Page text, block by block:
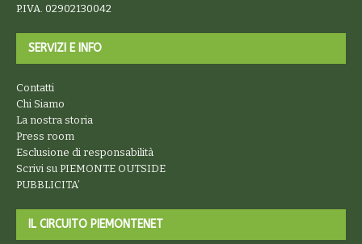
P.IVA. 02902130042
SERVIZI E INFO
Contatti
Chi Siamo
La nostra storia
Press room
Esclusione di responsabilità
Scrivi su PIEMONTE OUTSIDE
PUBBLICITA’
IL CIRCUITO PIEMONTENET